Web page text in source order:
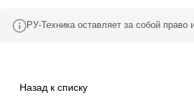
РУ-Техника оставляет за собой
Назад к списку